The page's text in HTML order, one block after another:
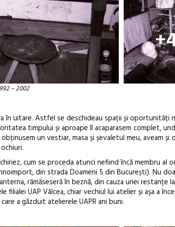
– 2002
în uitare. Astfel se deschideau spații și oportunități
timpului și aproape îl acaparasem complet,
un vestiar, masa și șevaletul meu, aveam și
cum se proceda atunci nefiind încă membru al
din strada Doameni 5 din București). Nu
rămăseseră în beznă, din cauza unei restanțe
UAP Vâlcea, chiar vechiul lui atelier și așa a
a găzduit atelierele UAPR ani buni.